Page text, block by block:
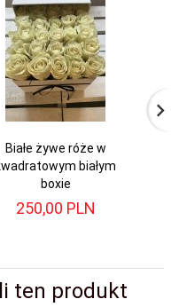
Białe żywe róże w
białym
boxie
250,00 PLN
ten produkt